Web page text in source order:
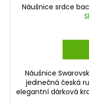
Náušnice srdce
Náušnice
jedinečná česká
elegantní dárková